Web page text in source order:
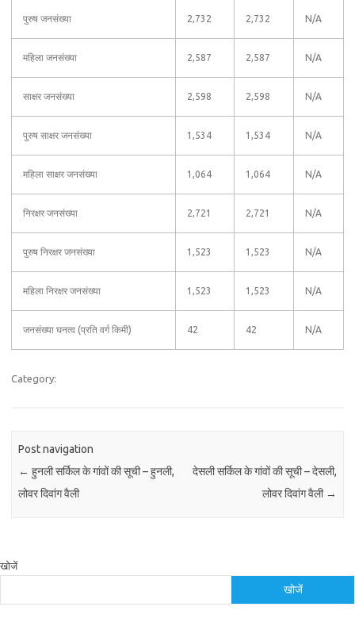
पुरुष जनसंख्या 2,732 2,732 N/A
महिला जनसंख्या 2,587 2,587 N/A
साक्षर जनसंख्या 2,598 2,598 N/A
पुरुष साक्षर जनसंख्या 1,534 1,534 N/A
महिला साक्षर जनसंख्या 1,064 1,064 N/A
निरक्षर जनसंख्या 2,721 2,721 N/A
पुरुष निरक्षर जनसंख्या 1,523 1,523 N/A
महिला निरक्षर जनसंख्या 1,523 1,523 N/A
जनसंख्या घनत्व (प्रति वर्ग किमी) 42 42 N/A
Category:
Post navigation
← हुनली सर्किल के गांवों की सूची – हुनली,
लोवर दिवांग वैली
देसली सर्किल के गांवों की सूची – देसली,
लोवर दिवांग वैली →
खोजें
खोजें